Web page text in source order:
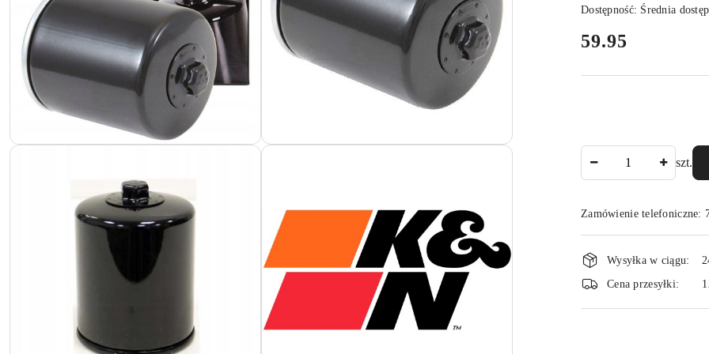
Dostępność: Średnia
cena:
59.95
szt.
Zamówienie telefoniczne:
Dostępność
i
dostawa
Wysyłka w ciągu:
Cena przesyłki: